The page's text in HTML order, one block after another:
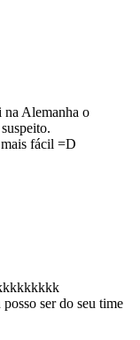
Alemanha o
fácil =D
ser do seu time